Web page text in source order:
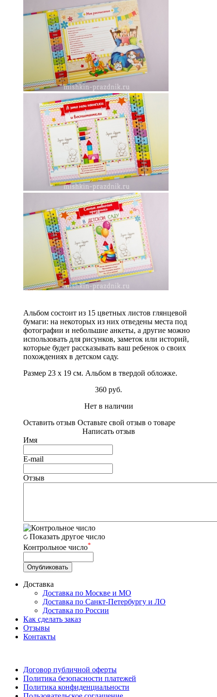
Альбом состоит из 15 цветных листов глянцевой
бумаги: на некоторых из них отведены места под
фотографии и небольшие анкеты, а другие можно
использовать для рисунков, заметок или историй,
которые будет рассказывать ваш ребенок о своих
похождениях в детском саду.
Размер 23 х 19 см. Альбом в твердой обложке.
360 руб.
Нет в наличии
Оставить отзыв Оставьте свой отзыв о товаре
Написать отзыв
Имя
E-mail
Отзыв
Показать другое число
Контрольное число*
Доставка
Доставка по Москве и МО
Доставка по Санкт-Петербургу и ЛО
Доставка по России
Как сделать заказ
Отзывы
Контакты
Договор публичной оферты
Политика безопасности платежей
Политика конфиденциальности